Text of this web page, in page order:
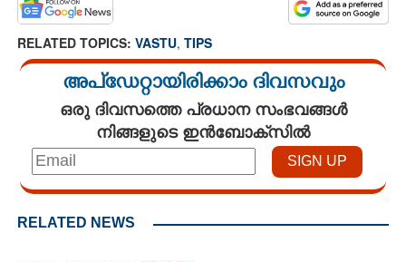
RELATED TOPICS: VASTU, TIPS
അപ്ഡേറ്റായിരിക്കാം ദിവസവും
ഒരു ദിവസത്തെ പ്രധാന സംഭവങ്ങൾ
നിങ്ങളുടെ ഇൻബോക്സിൽ
RELATED NEWS